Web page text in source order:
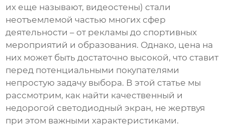
их еще называют, видеостены) стали
неотъемлемой частью многих сфер
деятельности – от рекламы до спортивных
мероприятий и образования. Однако, цена на
них может быть достаточно высокой, что ставит
перед потенциальными покупателями
непростую задачу выбора. В этой статье мы
рассмотрим, как найти качественный и
недорогой светодиодный экран, не жертвуя
при этом важными характеристиками.